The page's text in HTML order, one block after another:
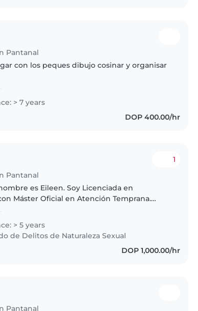
Pantanal
con los peques dibujo cosinar y organisar
> 7 years
DOP 400.00/hr
Pantanal
1
Máster Oficial en Atención Temprana.
con bebés a partir de..
> 5 years
de Delitos de Naturaleza Sexual
DOP 1,000.00/hr
Pantanal